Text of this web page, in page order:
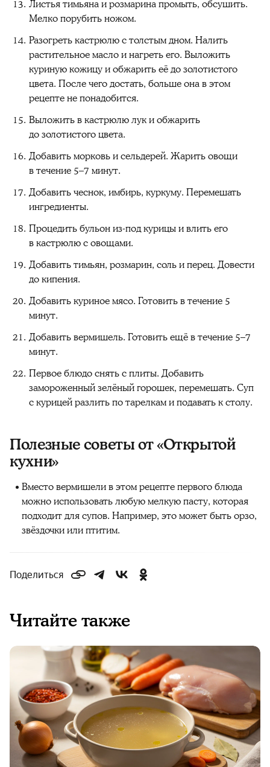
Листья тимьяна и розмарина промыть, обсушить.
Мелко порубить ножом.
Разогреть кастрюлю с толстым дном. Налить
растительное масло и нагреть его. Выложить
куриную кожицу и обжарить её до золотистого
цвета. После чего достать, больше она в этом
рецепте не понадобится.
Выложить в кастрюлю лук и обжарить
до золотистого цвета.
Добавить морковь и сельдерей. Жарить овощи
в течение 5–7 минут.
Добавить чеснок, имбирь, куркуму. Перемешать
ингредиенты.
Процедить бульон из-под курицы и влить его
в кастрюлю с овощами.
Добавить тимьян, розмарин, соль и перец. Довести
до кипения.
Добавить куриное мясо. Готовить в течение 5
минут.
Добавить вермишель. Готовить ещё в течение 5–7
минут.
Первое блюдо снять с плиты. Добавить
замороженный зелёный горошек, перемешать. Суп
с курицей разлить по тарелкам и подавать к столу.
Полезные советы от «Открытой
кухни»
Вместо вермишели в этом рецепте первого блюда
можно использовать любую мелкую пасту, которая
подходит для супов. Например, это может быть орзо,
звёздочки или птитим.
Поделиться
Читайте также